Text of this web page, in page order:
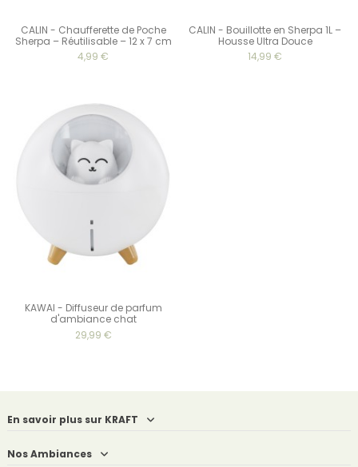
CALIN - Chaufferette de Poche
Sherpa – Réutilisable – 12 x 7 cm
4,99 €
CALIN - Bouillotte en Sherpa 1L –
Housse Ultra Douce
14,99 €
KAWAI - Diffuseur de parfum
d'ambiance chat
29,99 €
En savoir plus sur KRAFT
Nos Ambiances